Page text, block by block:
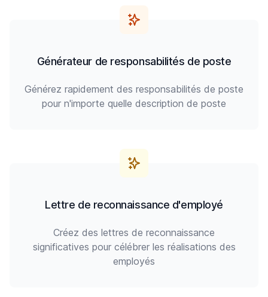
Générateur de responsabilités de poste
Générez rapidement des responsabilités de poste
pour n'importe quelle description de poste
Lettre de reconnaissance d'employé
Créez des lettres de reconnaissance
significatives pour célébrer les réalisations des
employés